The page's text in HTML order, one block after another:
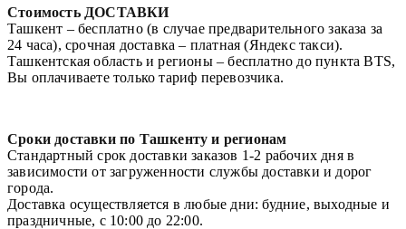
Стоимость ДОСТАВКИ
Ташкент – бесплатно (в случае предварительного заказа за
24 часа), срочная доставка – платная (Яндекс такси).
Ташкентская область и регионы – бесплатно до пункта BTS,
Вы оплачиваете только тариф перевозчика.
Сроки доставки по Ташкенту и регионам
Стандартный срок доставки заказов 1-2 рабочих дня в
зависимости от загруженности службы доставки и дорог
города.
Доставка осуществляется в любые дни: будние, выходные и
праздничные, с 10:00 до 22:00.